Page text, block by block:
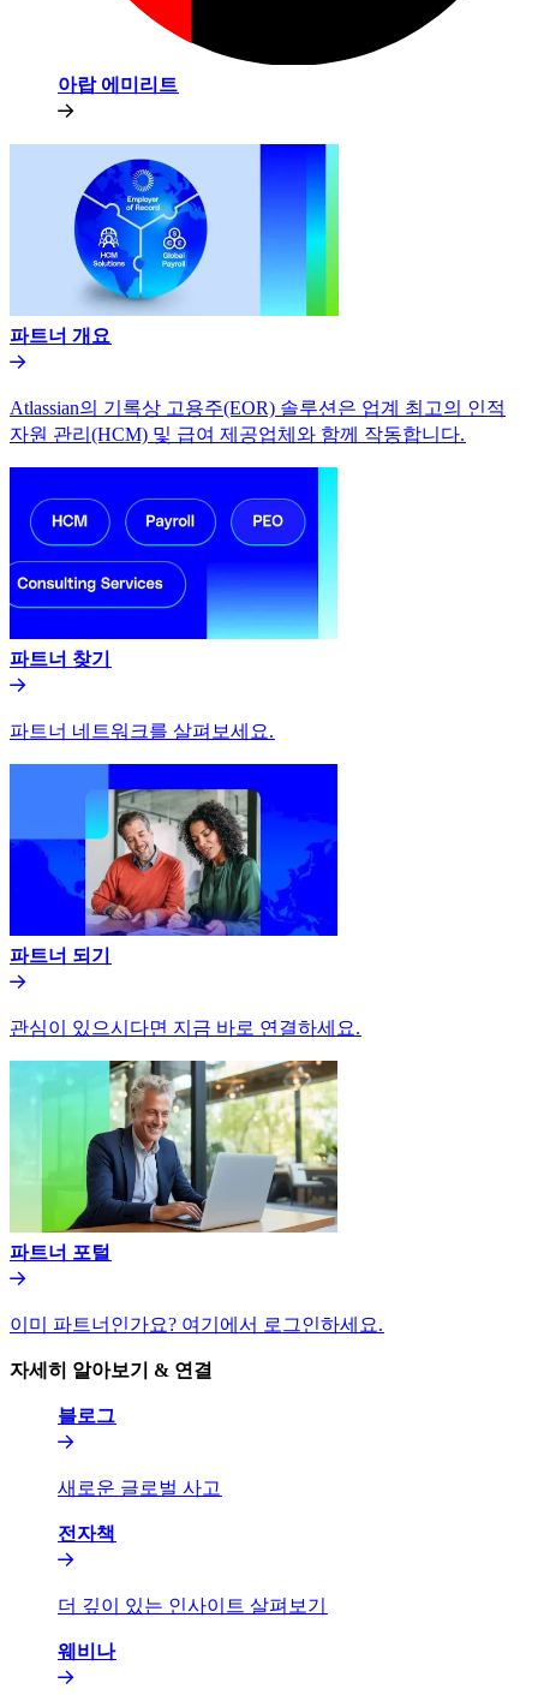
아랍 에미리트​​
파트너 개요​​
Atlassian의 기록상 고용주(EOR) 솔루션은 업계 최고의 인적
자원 관리(HCM) 및 급여 제공업체와 함께 작동합니다.​​
파트너 찾기​​
파트너 네트워크를 살펴보세요.​​
파트너 되기​​
관심이 있으시다면 지금 바로 연결하세요.​​
파트너 포털​​
이미 파트너인가요? 여기에서 로그인하세요.​​
자세히 알아보기 & 연결​​
블로그​​
새로운 글로벌 사고​​
전자책​​
더 깊이 있는 인사이트 살펴보기​​
웨비나​​